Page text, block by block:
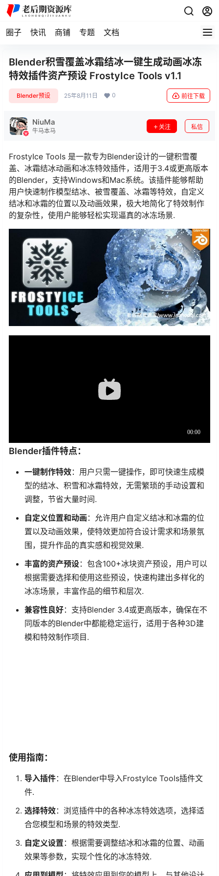
圈子 快讯 商铺 专题 文档
Blender积雪覆盖冰霜结冰一键生成动画冰冻
特效插件资产预设 FrostyIce Tools v1.1
Blender预设 25年8月11日 0 前往下载
NiuMa
牛马本马
关注 私信
FrostyIce Tools 是一款专为Blender设计的一键积雪覆
盖、冰霜结冰动画和冰冻特效插件，适用于3.4或更高版本
的Blender，支持Windows和Mac系统。该插件能够帮助
用户快速制作模型结冰、被雪覆盖、冰霜等特效，自定义
结冰和冰霜的位置以及动画效果，极大地简化了特效制作
的复杂性，使用户能够轻松实现逼真的冰冻场景.
Blender插件特点：
一键制作特效：用户只需一键操作，即可快速生成模
型的结冰、积雪和冰霜特效，无需繁琐的手动设置和
调整，节省大量时间.
自定义位置和动画 ：允许用户自定义结冰和冰霜的位
置以及动画效果，使特效更加符合设计需求和场景氛
围，提升作品的真实感和视觉效果.
丰富的资产预设：包含100+冰块资产预设，用户可以
根据需要选择和使用这些预设，快速构建出多样化的
冰冻场景，丰富作品的细节和层次.
兼容性良好：支持Blender 3.4或更高版本，确保在不
同版本的Blender中都能稳定运行，适用于各种3D建
模和特效制作项目.
使用指南：
导入插件：在Blender中导入FrostyIce Tools插件文
件.
选择特效：浏览插件中的各种冰冻特效选项，选择适
合您模型和场景的特效类型.
自定义设置 ：根据需要调整结冰和冰霜的位置、动画
效果等参数，实现个性化的冰冻特效.